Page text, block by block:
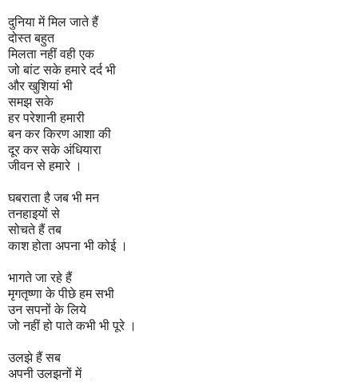
दुनिया में मिल जाते हैं
दोस्त बहुत
मिलता नहीं वही एक
जो बांट सके हमारे दर्द भी
और खुशियां भी
समझ सके
हर परेशानी हमारी
बन कर किरण आशा की
दूर कर सके अंधियारा
जीवन से हमारे ।
घबराता है जब भी मन
तनहाइयों से
सोचते हैं तब
काश होता अपना भी कोई ।
भागते जा रहे हैं
मृगतृष्णा के पीछे हम सभी
उन सपनों के लिये
जो नहीं हो पाते कभी भी पूरे ।
उलझे हैं सब
अपनी उलझनों में